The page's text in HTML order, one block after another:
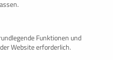
Funktionen und
Website erforderlich.